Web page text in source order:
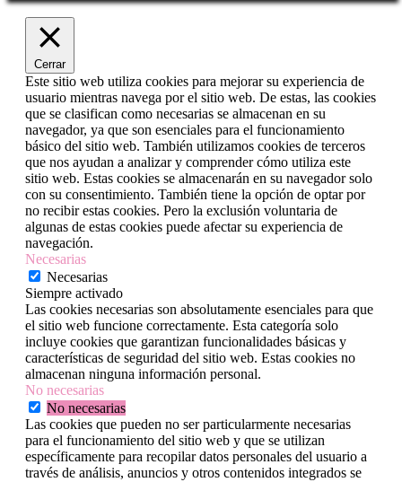
Cerrar
Este sitio web utiliza cookies para mejorar su experiencia de
usuario mientras navega por el sitio web. De estas, las cookies
que se clasifican como necesarias se almacenan en su
navegador, ya que son esenciales para el funcionamiento
básico del sitio web. También utilizamos cookies de terceros
que nos ayudan a analizar y comprender cómo utiliza este
sitio web. Estas cookies se almacenarán en su navegador solo
con su consentimiento. También tiene la opción de optar por
no recibir estas cookies. Pero la exclusión voluntaria de
algunas de estas cookies puede afectar su experiencia de
navegación.
Necesarias
Necesarias
Siempre activado
Las cookies necesarias son absolutamente esenciales para que
el sitio web funcione correctamente. Esta categoría solo
incluye cookies que garantizan funcionalidades básicas y
características de seguridad del sitio web. Estas cookies no
almacenan ninguna información personal.
No necesarias
No necesarias
Las cookies que pueden no ser particularmente necesarias
para el funcionamiento del sitio web y que se utilizan
específicamente para recopilar datos personales del usuario a
través de análisis, anuncios y otros contenidos integrados se